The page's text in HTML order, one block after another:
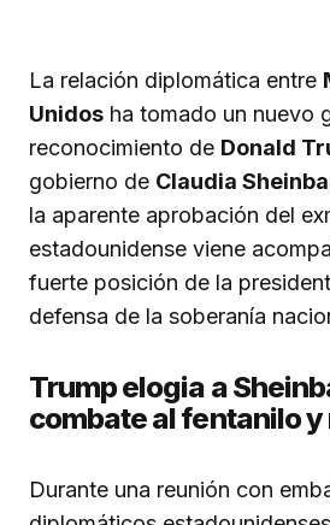
La relación diplomática entre
Unidos ha tomado un nuevo
reconocimiento de Donald
gobierno de Claudia
la aparente aprobación del
estadounidense viene
fuerte posición de la
defensa de la soberanía
Trump elogia a
combate al fentanilo
Durante una reunión con